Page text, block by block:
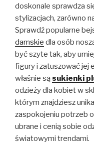
doskonale sprawdza
stylizacjach, zarówno
Sprawdź popularne
damskie dla osób
być szyte tak, aby
figury i zatuszować jej
właśnie sąsukienki
odzieży dla kobiet w
którym znajdziesz
zaspokojeniu potrzeb
ubrane i cenią sobie
światowymi trendami.